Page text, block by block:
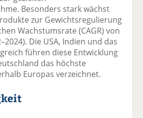
Besonders stark wächst
zur Gewichtsregulierung
Wachstumsrate (CAGR) von
Die USA, Indien und das
führen diese Entwicklung
das höchste
Europas verzeichnet.